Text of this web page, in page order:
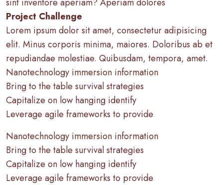
Project Challenge
Lorem ipsum dolor sit amet, consectetur adipisicing
elit. Minus corporis minima, maiores. Doloribus ab et
repudiandae molestiae. Quibusdam, tempora, amet.
Nanotechnology immersion information
Bring to the table survival strategies
Capitalize on low hanging identify
Leverage agile frameworks to provide
Nanotechnology immersion information
Bring to the table survival strategies
Capitalize on low hanging identify
Leverage agile frameworks to provide